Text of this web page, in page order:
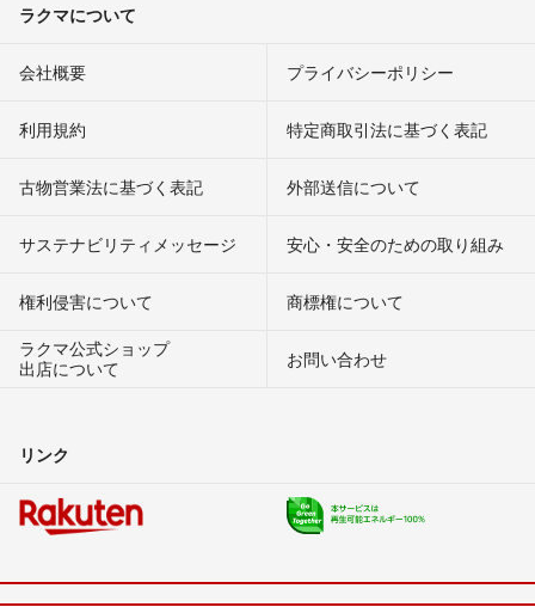
ラクマについて
会社概要 プライバシーポリシー
利用規約 特定商取引法に基づく表記
古物営業法に基づく表記 外部送信について
サステナビリティメッセージ 安心・安全のための取り組み
権利侵害について
商標権について
ラクマ公式ショップ
出店について
お問い合わせ
リンク